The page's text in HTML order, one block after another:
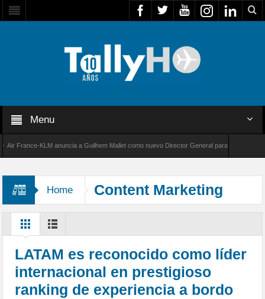
Menu
KLM anuncia a Guilhem Mallet como nuevo Director General para América Latina
Home
Content Marketing
Awards 2017
LATAM es reconocido como líder
internacional en prestigioso
ranking de experiencia a bordo